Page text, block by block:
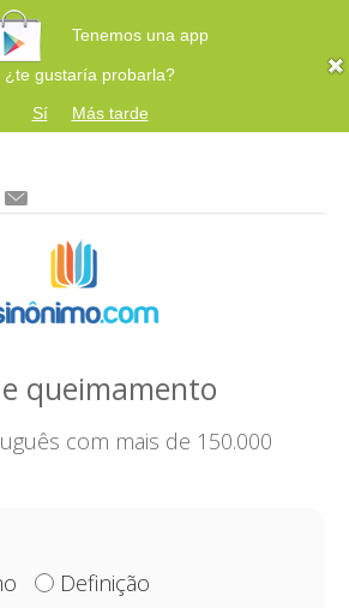
Tenemos una app
gustaría probarla?
Sí
Más tarde
queimamento
com mais de 150.000
Definição